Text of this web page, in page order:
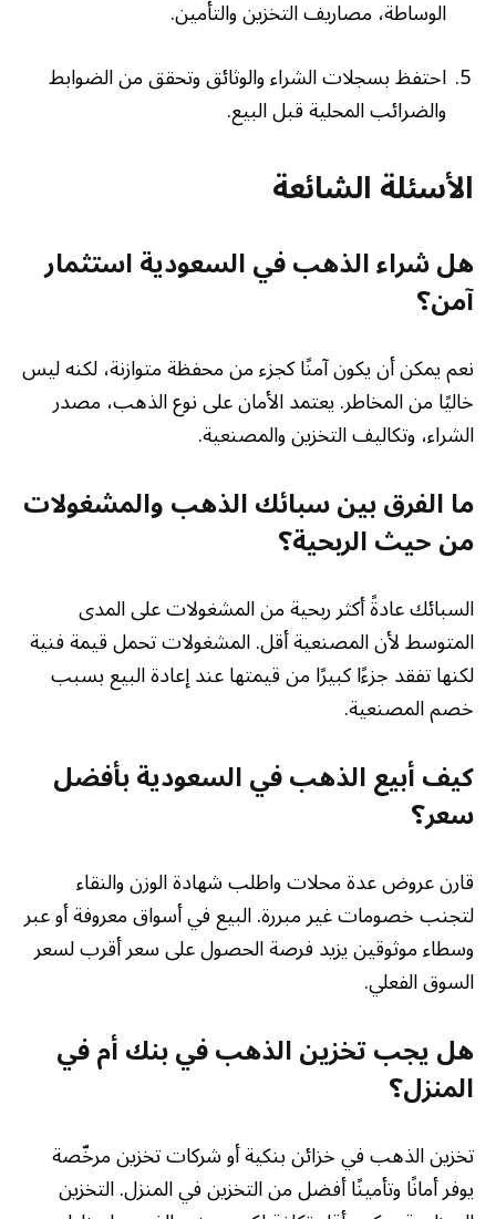
الوساطة، مصاريف التخزين والتأمين.
احتفظ بسجلات الشراء والوثائق وتحقق من الضوابط
والضرائب المحلية قبل البيع.
الأسئلة الشائعة
هل شراء الذهب في السعودية استثمار
آمن؟
نعم يمكن أن يكون آمنًا كجزء من محفظة متوازنة، لكنه ليس
خاليًا من المخاطر. يعتمد الأمان على نوع الذهب، مصدر
الشراء، وتكاليف التخزين والمصنعية.
ما الفرق بين سبائك الذهب والمشغولات
من حيث الربحية؟
السبائك عادةً أكثر ربحية من المشغولات على المدى
المتوسط لأن المصنعية أقل. المشغولات تحمل قيمة فنية
لكنها تفقد جزءًا كبيرًا من قيمتها عند إعادة البيع بسبب
خصم المصنعية.
كيف أبيع الذهب في السعودية بأفضل
سعر؟
قارن عروض عدة محلات واطلب شهادة الوزن والنقاء
لتجنب خصومات غير مبررة. البيع في أسواق معروفة أو عبر
وسطاء موثوقين يزيد فرصة الحصول على سعر أقرب لسعر
السوق الفعلي.
هل يجب تخزين الذهب في بنك أم في
المنزل؟
تخزين الذهب في خزائن بنكية أو شركات تخزين مرخّصة
يوفر أمانًا وتأمينًا أفضل من التخزين في المنزل. التخزين